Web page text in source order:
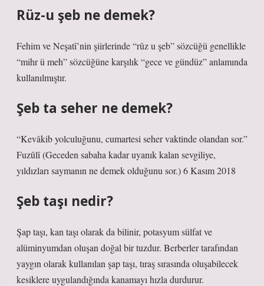
Rüz-u şeb ne demek?
Fehim ve Neşatî’nin şiirlerinde “rûz u şeb” sözcüğü genellikle
“mihr ü meh” sözcüğüne karşılık “gece ve gündüz” anlamında
kullanılmıştır.
Şeb ta seher ne demek?
“Kevâkib yolculuğunu, cumartesi seher vaktinde olandan sor.”
Fuzûlî (Geceden sabaha kadar uyanık kalan sevgiliye,
yıldızları saymanın ne demek olduğunu sor.) 6 Kasım 2018
Şeb taşı nedir?
Şap taşı, kan taşı olarak da bilinir, potasyum sülfat ve
alüminyumdan oluşan doğal bir tuzdur. Berberler tarafından
yaygın olarak kullanılan şap taşı, tıraş sırasında oluşabilecek
kesiklere uygulandığında kanamayı hızla durdurur.